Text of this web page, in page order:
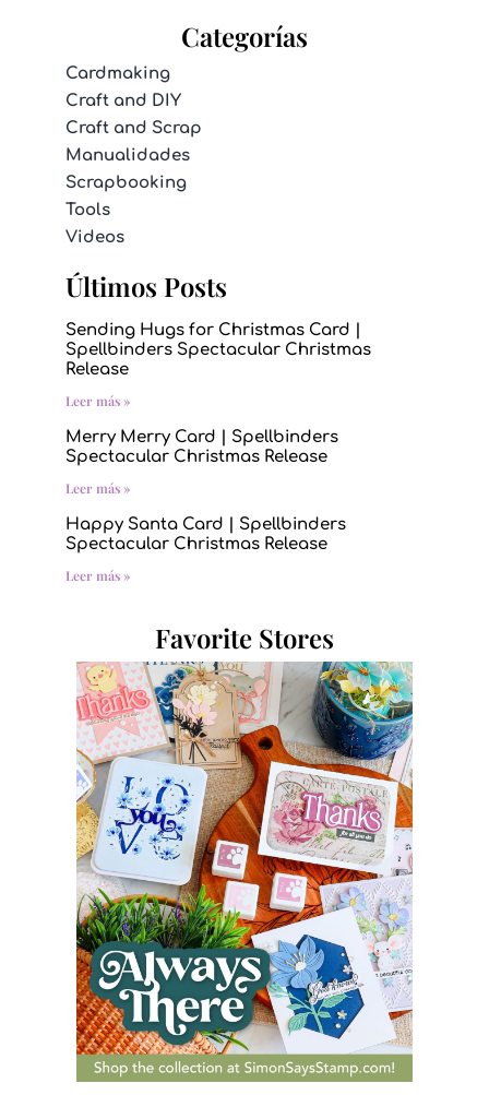
Categorías
Cardmaking
Craft and DIY
Craft and Scrap
Manualidades
Scrapbooking
Tools
Videos
Últimos Posts
Sending Hugs for Christmas Card |
Spellbinders Spectacular Christmas
Release
Leer más »
Merry Merry Card | Spellbinders
Spectacular Christmas Release
Leer más »
Happy Santa Card | Spellbinders
Spectacular Christmas Release
Leer más »
Favorite Stores